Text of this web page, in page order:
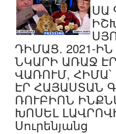
ՍԱ
ԴԻՄԱՑ. 2021-
ՆԿԱՐԻ ԱՌԱՋ
ՎԱՌՈՒՄ,
ԷՐ ՀԱՅԱՍՏԱՆ
ՌՈՒԲԻՈՆ
ԽՈՍԵԼ
Սուրենյանց